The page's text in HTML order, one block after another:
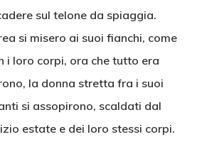
sul telone da spiaggia.
si misero ai suoi fianchi, come
i loro corpi, ora che tutto era
la donna stretta fra i suoi
si assopirono, scaldati dal
estate e dei loro stessi corpi.